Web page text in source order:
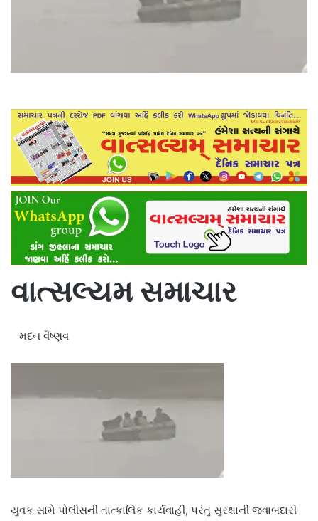
વાત્સલ્યમ સમાચાર
મદન વૈષ્ણવ
યુવક સામે પોલીસની તાત્કાલિક કાર્યવાહી, પરંતુ સુરક્ષાની જવાબદારી